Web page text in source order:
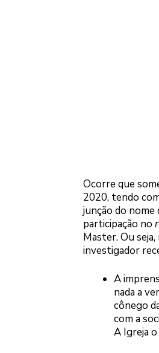
Ocorre que
2020, tendo
junção do nome
participação no
Master. Ou
investigador
A
nada a
cônego
com a
A Igreja